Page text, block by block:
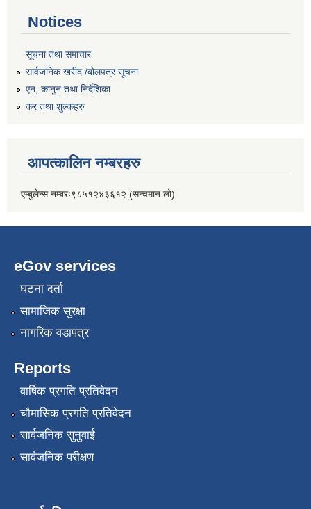
Notices
सूचना तथा समाचार
सार्वजनिक खरीद /बोलपत्र सूचना
एन, कानुन तथा निर्देशिका
कर तथा शुल्कहरु
आपत्कालिन नम्बरहरु
एम्बुलेन्स नम्बरः९८५१२४३६१२ (सन्चमान लो)
eGov services
घटना दर्ता
सामाजिक सुरक्षा
नागरिक वडापत्र
Reports
वार्षिक प्रगति प्रतिवेदन
चौमासिक प्रगति प्रतिवेदन
सार्वजनिक सुनुवाई
सार्वजनिक परीक्षण